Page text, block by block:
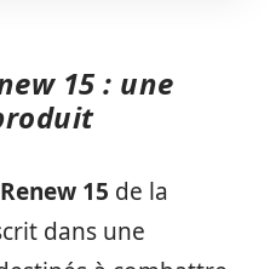
15 : une
15 de la
dans une